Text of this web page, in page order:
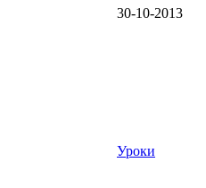
30-10-2013
Уроки